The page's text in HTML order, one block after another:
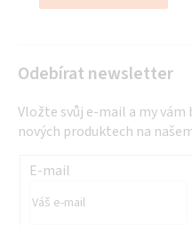
Odebírat newsletter
Vložte svůj e-mail a my
nových produktech na
E-mail